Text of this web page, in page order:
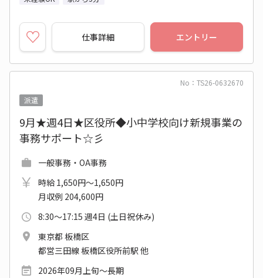
仕事詳細 エントリー
No：TS26-0632670
派遣
9月★週4日★区役所◆小中学校向け新規事業の
事務サポート☆彡
一般事務・OA事務
時給 1,650円～1,650円
月収例 204,600円
8:30～17:15 週4日 (土日祝休み)
東京都 板橋区
都営三田線 板橋区役所前駅 他
2026年09月上旬～長期